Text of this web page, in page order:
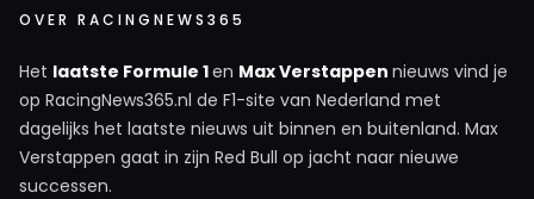
OVER RACINGNEWS365
Het laatste Formule 1en Max Verstappen nieuws vind je
op RacingNews365.nl de F1-site van Nederland met
dagelijks het laatste nieuws uit binnen en buitenland. Max
Verstappen gaat in zijn Red Bull op jacht naar nieuwe
successen.